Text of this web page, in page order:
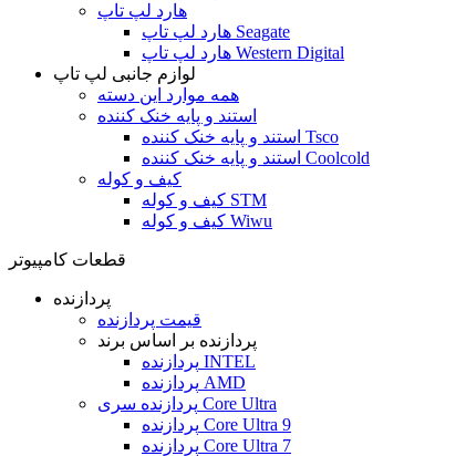
هارد لپ تاپ
هارد لپ تاپ Seagate
هارد لپ تاپ Western Digital
لوازم جانبی لپ تاپ
همه موارد این دسته
استند و پایه خنک کننده
استند و پایه خنک کننده Tsco
استند و پایه خنک کننده Coolcold
کیف و کوله
کیف و کوله STM
کیف و کوله Wiwu
قطعات کامپیوتر
پردازنده
قیمت پردازنده
پردازنده بر اساس برند
پردازنده INTEL
پردازنده AMD
پردازنده سری Core Ultra
پردازنده Core Ultra 9
پردازنده Core Ultra 7